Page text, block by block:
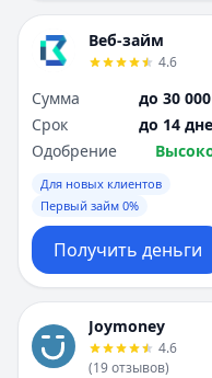
Веб-займ
4.6
Сумма
до 30
Срок
до 14
Одобрение
Для новых клиентов
Первый займ 0%
Получить деньги
Joymoney
4.6
(19отзывов)